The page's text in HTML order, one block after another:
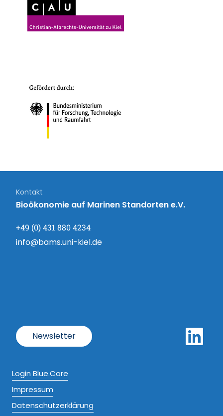
Kontakt
Bioökonomie auf Marinen Standorten e.V.
+49 (0) 431 880 4234
info@bams.uni-kiel.de
Newsletter
Login Blue.Core
Impressum
Datenschutzerklärung